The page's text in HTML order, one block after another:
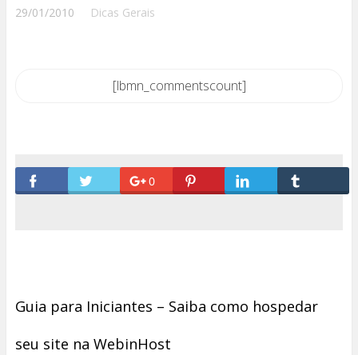
29/01/2010 Dicas Gerais
[lbmn_commentscount]
0
Guia para Iniciantes – Saiba como hospedar
seu site na WebinHost